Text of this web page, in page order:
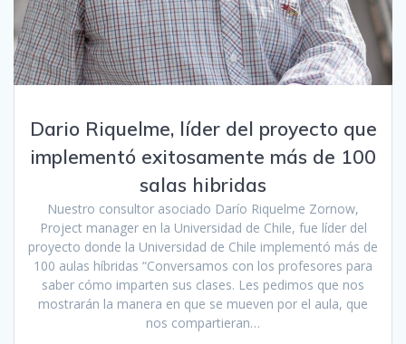
Dario Riquelme, líder del proyecto que
implementó exitosamente más de 100
salas hibridas
Nuestro consultor asociado Darío Riquelme Zornow,
Project manager en la Universidad de Chile, fue líder del
proyecto donde la Universidad de Chile implementó más de
100 aulas híbridas “Conversamos con los profesores para
saber cómo imparten sus clases. Les pedimos que nos
mostrarán la manera en que se mueven por el aula, que
nos compartieran…